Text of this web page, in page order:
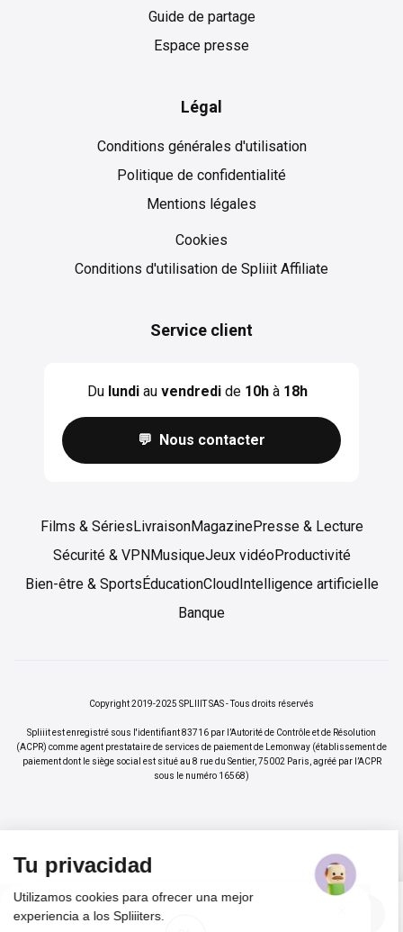
Tu privacidad
Utilizamos cookies para ofrecer una mejor
experiencia a los Spliiiters.
Guide de partage
Espace presse
Légal
Conditions générales d'utilisation
Politique de confidentialité
Mentions légales
Cookies
Cookies
Conditions d'utilisation de Spliiit Affiliate
Service client
Du lundiau vendredide 10hà 18h
💬 Nous contacter
Films & Séries LivraisonMagazinePresse & Lecture
Sécurité & VPN MusiqueJeux vidéoProductivité
Bien-être & Sports ÉducationCloud Intelligence artificielle
Banque
Copyright 2019-2025 SPLIIIT SAS - Tous droits réservés
Spliiit est enregistré sous l'identifiant 83716 par l’Autorité de Contrôle et de Résolution
(ACPR) comme agent prestataire de services de paiement de Lemonway (établissement de
paiement dont le siège social est situé au 8 rue du Sentier, 75002 Paris, agréé par l’ACPR
sous le numéro 16568)
Vos abonnements jusqu'à -70%